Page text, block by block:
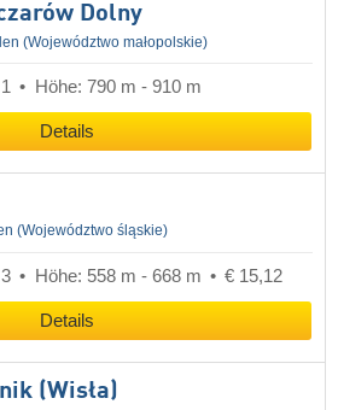
Dolny
(Województwo małopolskie)
Höhe: 790 m - 910 m
Details
(Województwo śląskie)
3 Höhe: 558 m - 668 m € 15,12
Details
(Wisła)